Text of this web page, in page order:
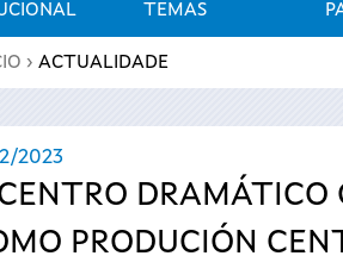
TEMAS
› ACTUALIDADE
2023
DRAMÁTICO
PRODUCIÓN